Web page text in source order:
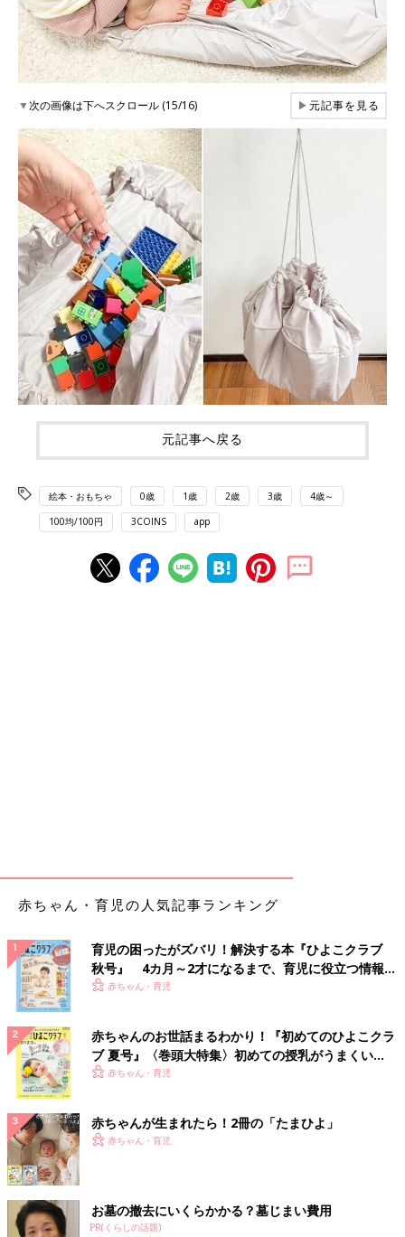
▼次の画像は下へスクロール (15/16) ▶元記事を見る
元記事へ戻る
絵本・おもちゃ 0歳 1歳 2歳 3歳 4歳～
100均/100円 3COINS app
赤ちゃん・育児の人気記事ランキング
育児の困ったがズバリ！解決する本『ひよこクラブ
秋号』 4カ月～2才になるまで、育児に役立つ情報が
いっぱい！
赤ちゃん・育児
赤ちゃんのお世話まるわかり！『初めてのひよこクラ
ブ 夏号』〈巻頭大特集〉初めての授乳がうまくい
く！ おっぱい・ミルクの基本と夏のトラブル 解決テ
赤ちゃん・育児
赤ちゃんが生まれたら！2冊の「たまひよ」
赤ちゃん・育児
お墓の撤去にいくらかかる？墓じまい費用
PR(くらしの話題)